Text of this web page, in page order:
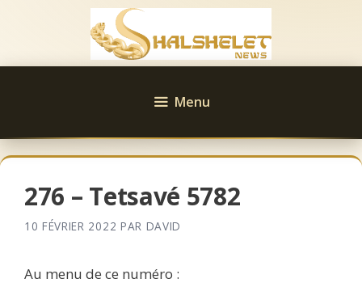
Menu
276 – Tetsavé 5782
10 FÉVRIER 2022 PAR DAVID
Au menu de ce numéro :